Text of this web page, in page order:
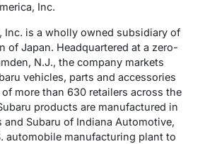
Inc.
Inc. is a wholly owned subsidiary of
of Japan. Headquartered at a zero-
N.J., the company markets
vehicles, parts and accessories
more than 630 retailers across the
products are manufactured in
Subaru of Indiana Automotive,
automobile manufacturing plant to